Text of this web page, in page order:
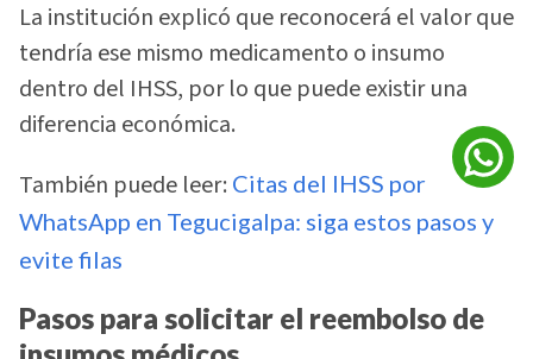
La institución explicó que reconocerá el valor que
tendría ese mismo medicamento o insumo
dentro del IHSS, por lo que puede existir una
diferencia económica.
También puede leer: Citas del IHSS por
WhatsApp en Tegucigalpa: siga estos pasos y
evite filas
Pasos para solicitar el reembolso de